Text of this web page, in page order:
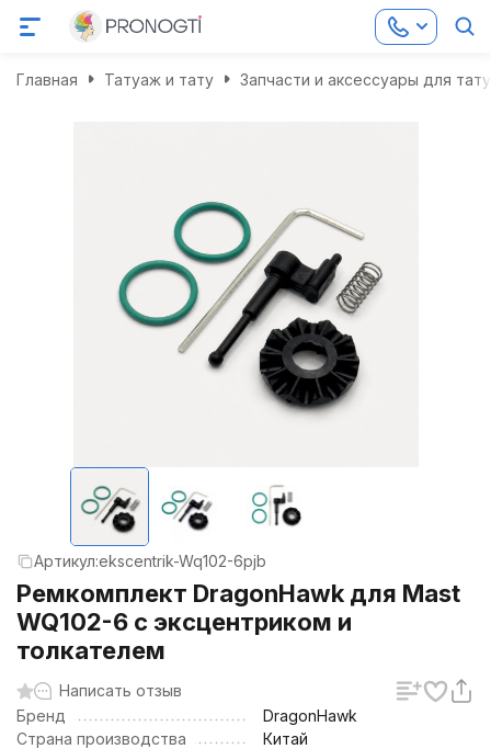
Главная Татуаж и тату Запчасти и аксессуары для
Артикул:ekscentrik-Wq102-6pjb
Ремкомплект DragonHawk для Mast
WQ102-6 с эксцентриком и
толкателем
Написать отзыв
Бренд
DragonHawk
Страна производства
Китай